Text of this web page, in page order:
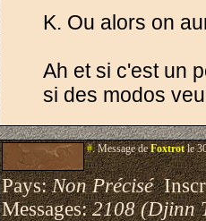
K. Ou alors on
Ah et si c'est un
si des modos
#.Message deFoxtrotle
Pays:Non Précisé
Messages:2108 (Djinn